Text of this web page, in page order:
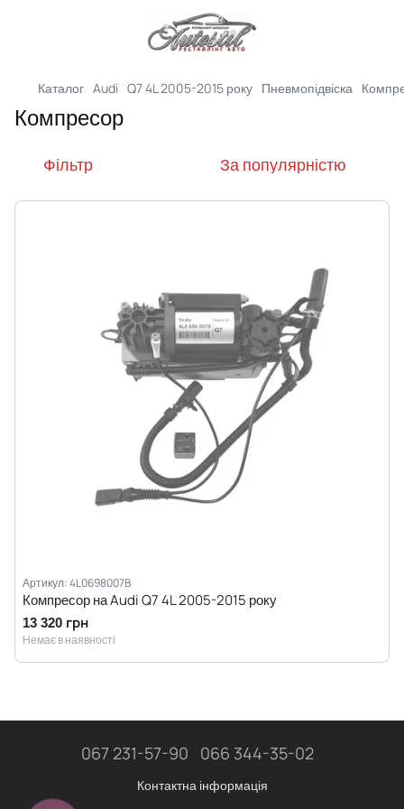
Каталог Audi Q7 4L 2005-2015 року Пневмопідвіска
Компресор
Фільтр За популярністю
Артикул: 4L0698007B
Компресор на Audi Q7 4L 2005-2015 року
13 320 грн
Немає в наявності
067 231-57-90 066 344-35-02
Контактна інформація